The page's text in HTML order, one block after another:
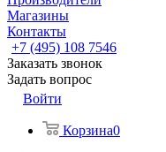
Магазины
Контакты
+7 (495) 108 7546
Заказать звонок
Задать вопрос
Войти
Корзина0